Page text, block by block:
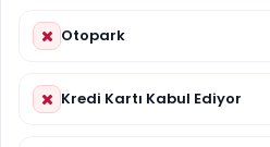
Otopark
Kredi Kartı Kabul Ediyor